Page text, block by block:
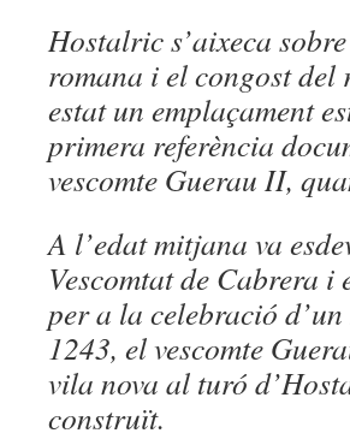
Hostalric s’aixeca
romana i el congost del
estat un emplaçament
primera referència
vescomte Guerau II,
A l’edat mitjana va
Vescomtat de Cabrera
per a la celebració
1243, el vescomte
vila nova al turó
construït.